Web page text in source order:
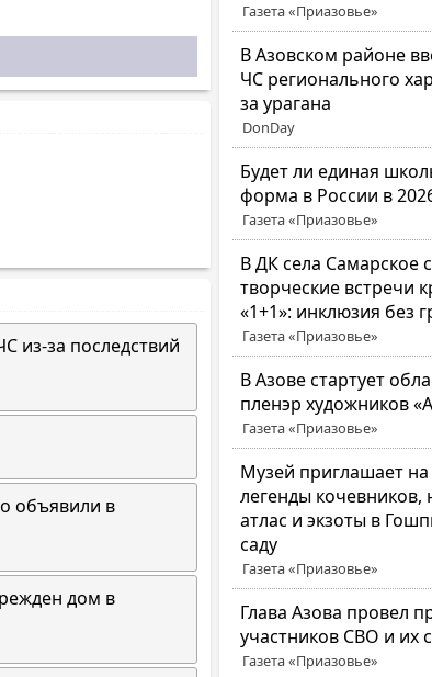
Газета «Приазовье»
В Азовском районе
ЧС регионального
за урагана
DonDay
Будет ли единая
форма в России в
Газета «Приазовье»
В ДК села Самарское
творческие встречи
«1+1»: инклюзия без
Газета «Приазовье»
В Азове стартует
пленэр художников
Газета «Приазовье»
Музей приглашает
легенды кочевников,
атлас и экзоты в
саду
Газета «Приазовье»
Глава Азова провел
участников СВО и их
Газета «Приазовье»
из-за последствий
объявили в
дом в